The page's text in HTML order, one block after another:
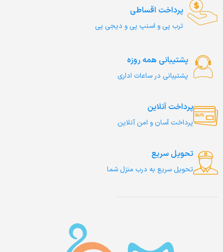
پرداخت اقساطی
ترب‌ پی و اسنپ پی و دیجی پی
پشتیبانی همه روزه
پشتیبانی در ساعات اداری
پرداخت آنلاین
پرداخت آسان و امن آنلاین
تحویل سریع
تحویل سریع به درب منزل شما